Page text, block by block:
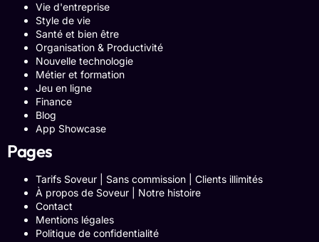
Vie d'entreprise
Style de vie
Santé et bien être
Organisation & Productivité
Nouvelle technologie
Métier et formation
Jeu en ligne
Finance
Blog
App Showcase
Pages
Tarifs Soveur | Sans commission | Clients illimités
À propos de Soveur | Notre histoire
Contact
Mentions légales
Politique de confidentialité